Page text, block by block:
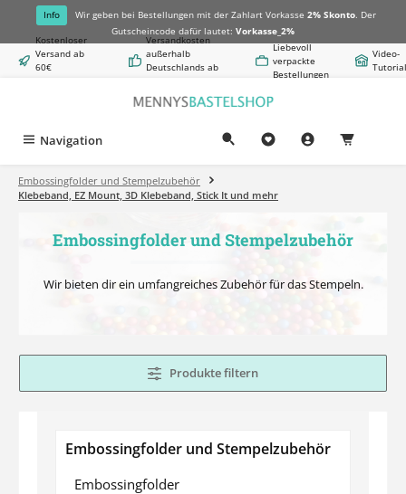
springen
Info Wir geben bei Bestellungen mit der Zahlart Vorkasse 2% Skonto. Der
Gutscheincode dafür lautet: Vorkasse_2%
Kostenloser
Versand ab
60€
Versandkosten
außerhalb
Deutschlands ab
Liebevoll
verpackte
Bestellungen
Video-
Navigation
Embossingfolder und Stempelzubehör
Klebeband, EZ Mount, 3D Klebeband, Stick It und mehr
Embossingfolder und Stempelzubehör
Wir bieten dir ein umfangreiches Zubehör für das Stempeln.
Produkte filtern
Embossingfolder und Stempelzubehör
Embossingfolder